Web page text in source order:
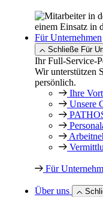
Für Unternehmen
Schließe Für
Ihr Full-Service-
Wir unterstützen
persönlich.
Ihre
Unsere
Für
Über uns